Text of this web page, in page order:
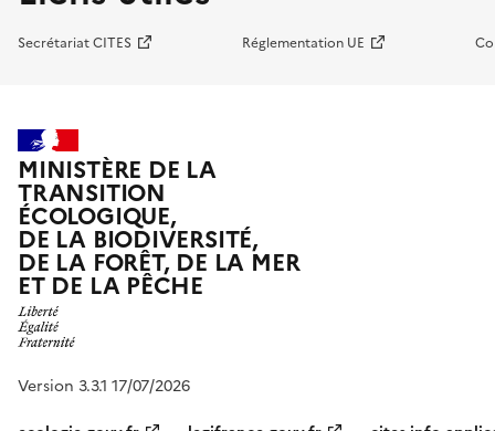
Secrétariat CITES Réglementation UE
MINISTÈRE DE LA
TRANSITION
ÉCOLOGIQUE,
DE LA BIODIVERSITÉ,
DE LA FORÊT, DE LA MER
ET DE LA PÊCHE
Version 3.3.1 17/07/2026